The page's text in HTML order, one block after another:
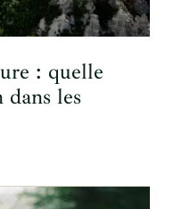
: quelle
dans les